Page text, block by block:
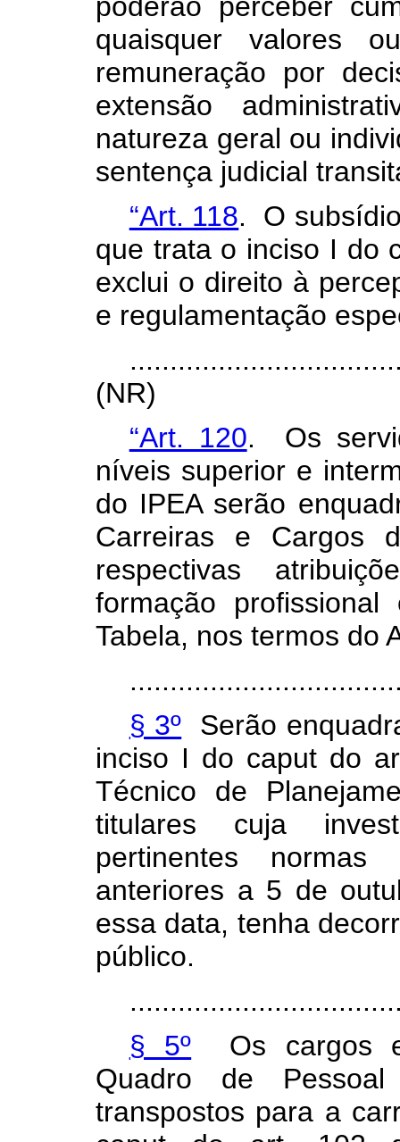
poderão perceber
quaisquer valores
remuneração por
extensão
natureza geral ou
sentença judicial
“Art. 118. O
que trata o inciso I do
exclui o direito à
e regulamentação
(NR)
“Art. 120. Os
níveis superior e
do IPEA serão
Carreiras e Cargos
respectivas
formação
Tabela, nos termos do
§ 3º Serão
inciso I do caputdo
Técnico de
titulares cuja
pertinentes normas
anteriores a 5 de
essa data, tenha
público.
§ 5º Os cargos
Quadro de
transpostos para a